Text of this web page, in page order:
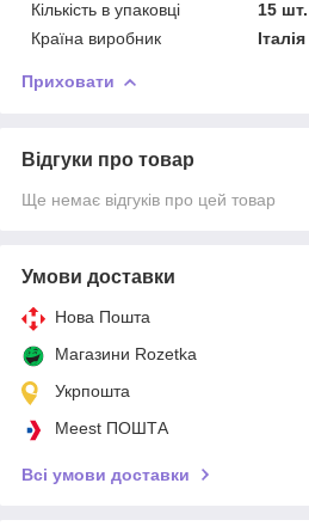
Кількість в упаковці
15 шт.
Країна виробник
Італія
Приховати
Відгуки про товар
Ще немає відгуків про цей товар
Умови доставки
Нова Пошта
Магазини Rozetka
Укрпошта
Meest ПОШТА
Всі умови доставки